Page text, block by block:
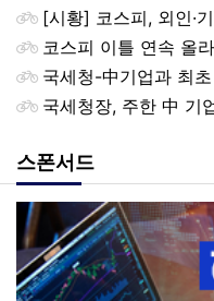
[시황] 코스피, 외인·기관 동반
코스피 이틀 연속 올라
국세청-中기업과 최초 간
국세청장, 주한 中 기업과 간
스폰서드